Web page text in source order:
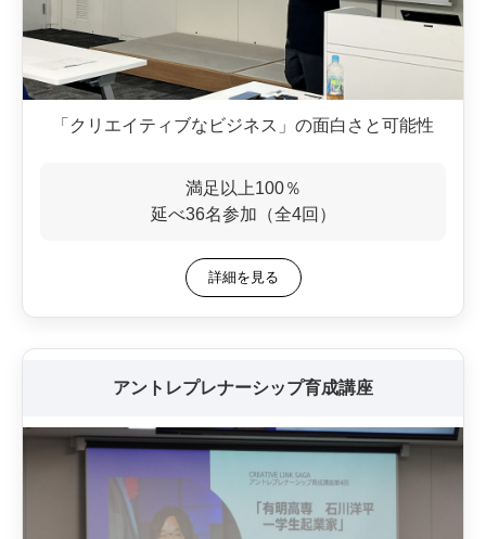
「クリエイティブなビジネス」の面白さと可能性
満足以上100％
延べ36名参加（全4回）
詳細を見る
アントレプレナーシップ育成講座